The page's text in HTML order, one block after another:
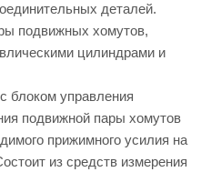
деталей.
подвижных хомутов,
цилиндрами и
блоком управления
подвижной пары хомутов
прижимного усилия на
из средств измерения